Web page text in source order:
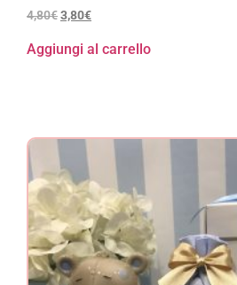
4,80€3,80€
Aggiungi al carrello